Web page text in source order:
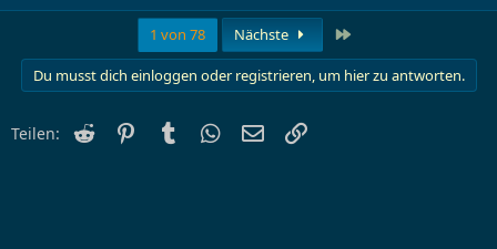
1 von 78 Nächste
Du musst dich einloggen oder registrieren, um hier zu antworten.
Teilen: Reddit PinterestTumblr WhatsApp
E-Mail